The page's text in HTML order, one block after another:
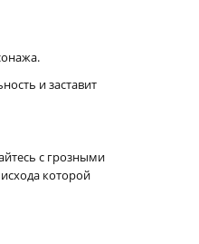
и заставит
с грозными
которой